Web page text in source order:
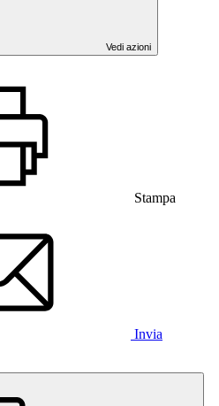
Vedi azioni
Stampa
Invia